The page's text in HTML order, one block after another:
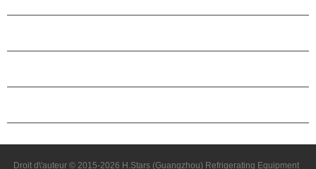
Droit d\'auteur © 2015-2026 H.Stars (Guangzhou) Refrigerating Equipment